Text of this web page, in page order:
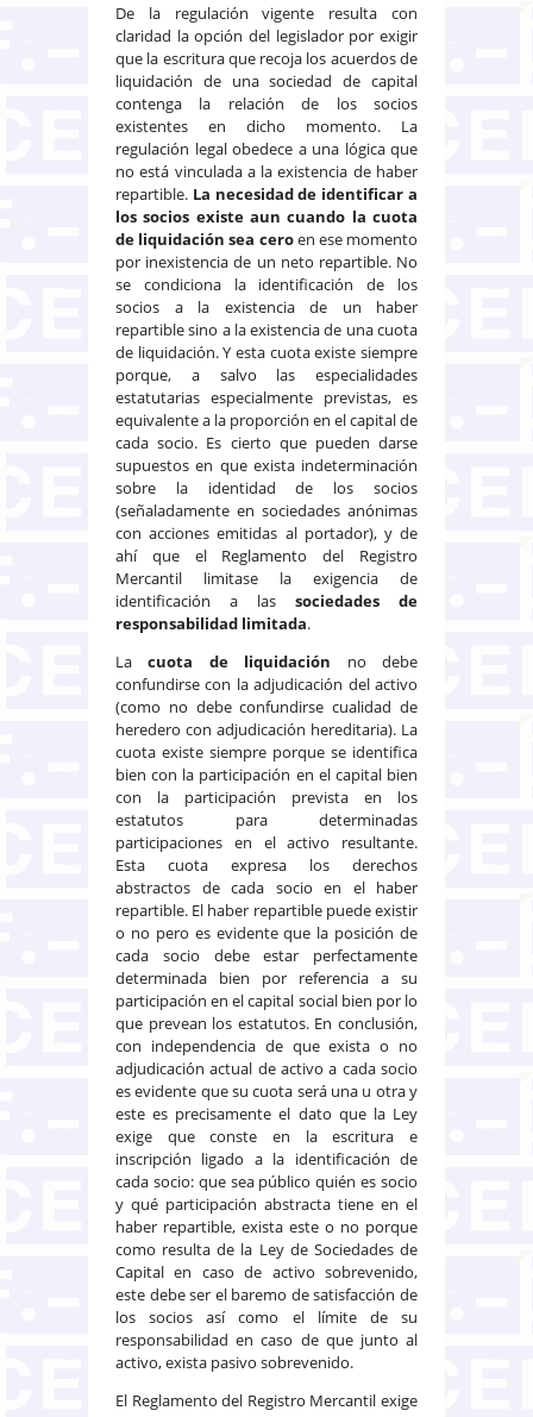
De la regulación vigente resulta con
claridad la opción del legislador por exigir
que la escritura que recoja los acuerdos de
liquidación de una sociedad de capital
contenga la relación de los socios
existentes en dicho momento. La
regulación legal obedece a una lógica que
no está vinculada a la existencia de haber
repartible. La necesidad de identificar a
los socios existe aun cuando la cuota
de liquidación sea ceroen ese momento
por inexistencia de un neto repartible. No
se condiciona la identificación de los
socios a la existencia de un haber
repartible sino a la existencia de una cuota
de liquidación. Y esta cuota existe siempre
porque, a salvo las especialidades
estatutarias especialmente previstas, es
equivalente a la proporción en el capital de
cada socio. Es cierto que pueden darse
supuestos en que exista indeterminación
sobre la identidad de los socios
(señaladamente en sociedades anónimas
con acciones emitidas al portador), y de
ahí que el Reglamento del Registro
Mercantil limitase la exigencia de
identificación a las sociedades de
responsabilidad limitada.
Lacuota de liquidación no debe
confundirse con la adjudicación del activo
(como no debe confundirse cualidad de
heredero con adjudicación hereditaria). La
cuota existe siempre porque se identifica
bien con la participación en el capital bien
con la participación prevista en los
estatutos para determinadas
participaciones en el activo resultante.
Esta cuota expresa los derechos
abstractos de cada socio en el haber
repartible. El haber repartible puede existir
o no pero es evidente que la posición de
cada socio debe estar perfectamente
determinada bien por referencia a su
participación en el capital social bien por lo
que prevean los estatutos. En conclusión,
con independencia de que exista o no
adjudicación actual de activo a cada socio
es evidente que su cuota será una u otra y
este es precisamente el dato que la Ley
exige que conste en la escritura e
inscripción ligado a la identificación de
cada socio: que sea público quién es socio
y qué participación abstracta tiene en el
haber repartible, exista este o no porque
como resulta de la Ley de Sociedades de
Capital en caso de activo sobrevenido,
este debe ser el baremo de satisfacción de
los socios así como el límite de su
responsabilidad en caso de que junto al
activo, exista pasivo sobrevenido.
El Reglamento del Registro Mercantil exige